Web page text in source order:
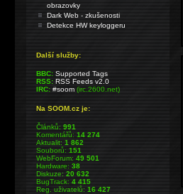
obrazovky
Dark Web - zkušenosti
Detekce HW keyloggeru
Další služby:
BBC: Supported Tags
RSS: RSS Feeds v2.0
IRC: #soom(irc.2600.net)
Na SOOM.cz je:
Článků:991
Komentářů:14 274
Aktualit:1 862
Souborů:151
WebForum:49 501
Hardware:38
Diskuze:20 632
BugTrack:4 415
Reg. uživatelů:16 427